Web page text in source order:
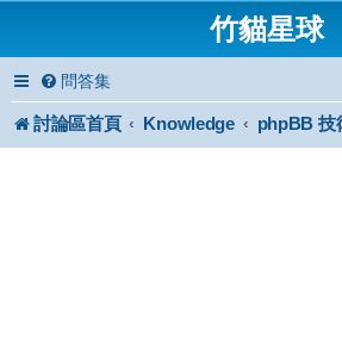
竹貓星球
問答集
討論區首頁 Knowledge